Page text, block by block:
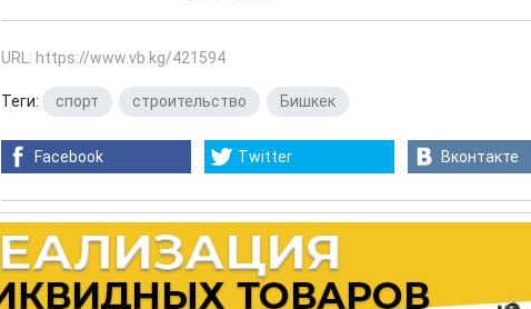
URL: https://www.vb.kg/421594
Теги: спорт строительство Бишкек
Facebook Twitter Вконтакте